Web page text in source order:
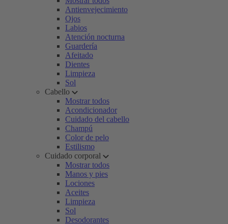
Antienvejecimiento
Ojos
Labios
Atención nocturna
Guardería
Afeitado
Dientes
Limpieza
Sol
Cabello
Mostrar todos
Acondicionador
Cuidado del cabello
Champú
Color de pelo
Estilismo
Cuidado corporal
Mostrar todos
Manos y pies
Lociones
Aceites
Limpieza
Sol
Desodorantes